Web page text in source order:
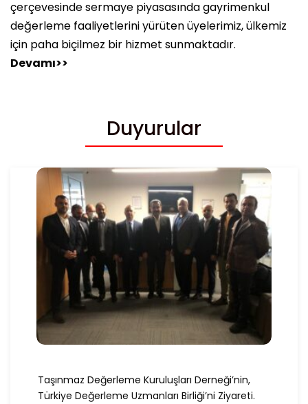
çerçevesinde sermaye piyasasında gayrimenkul
değerleme faaliyetlerini yürüten üyelerimiz, ülkemiz
için paha biçilmez bir hizmet sunmaktadır.
Devamı>>
Duyurular
Taşınmaz Değerleme Kuruluşları Derneği’nin,
Türkiye Değerleme Uzmanları Birliği’ni Ziyareti.